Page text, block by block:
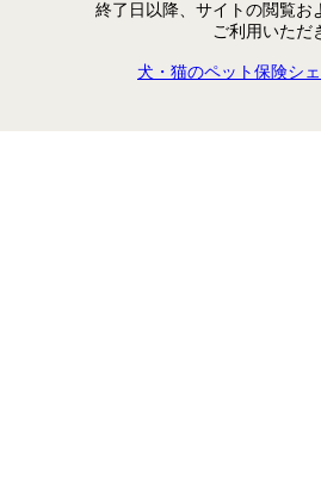
終了日以降、サイトの閲覧お
ご利用いただ
犬・猫のペット保険シ